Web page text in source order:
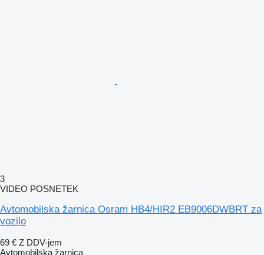
3
VIDEO POSNETEK
Avtomobilska žarnica Osram HB4/HIR2 EB9006DWBRT za
vozilo
69 € Z DDV-jem
Avtomobilska žarnica